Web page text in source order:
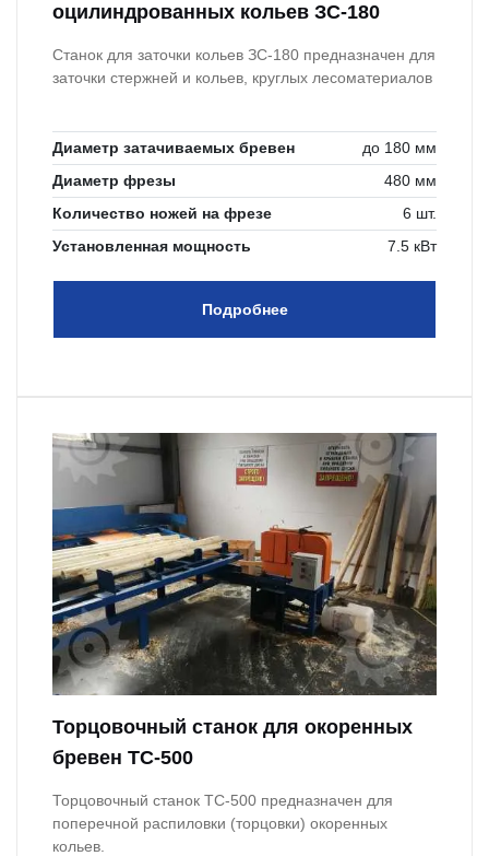
оцилиндрованных кольев ЗС-180
Станок для заточки кольев ЗС-180 предназначен для
заточки стержней и кольев, круглых лесоматериалов
Диаметр затачиваемых бревен
до 180 мм
Диаметр фрезы
480 мм
Количество ножей на фрезе
6 шт.
Установленная мощность
7.5 кВт
Подробнее
Торцовочный станок для окоренных
бревен ТС-500
Торцовочный станок ТС-500 предназначен для
поперечной распиловки (торцовки) окоренных
кольев.